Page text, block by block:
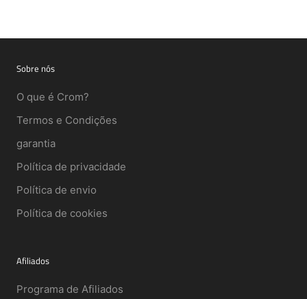
Sobre nós
O que é Crom?
Termos e Condições
garantia
Política de privacidade
Política de envio
Política de cookies
Afiliados
Programa de Afiliados